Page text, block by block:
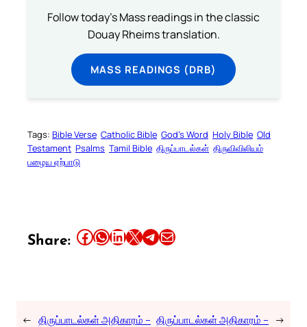
Follow today's Mass readings in the classic
Douay Rheims translation.
MASS READINGS (DRB)
Tags: Bible Verse Catholic Bible God’s Word Holy Bible Old
Testament Psalms Tamil Bible திருப்பாடல்கள் திருவிவிலியம்
பழைய ஏற்பாடு
Share: Share this article on Facebook Share this article on WhatsApp Share this article on LinkedIn Share this article on X Share this article on TelegramEmail this Article
← திருப்பாடல்கள் அதிகாரம் – திருப்பாடல்கள் அதிகாரம் – →